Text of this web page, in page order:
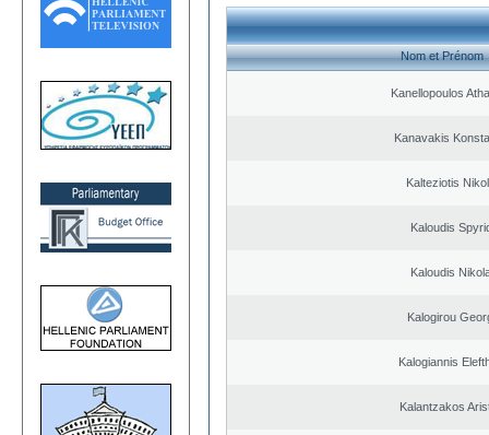
Nom et Prénom
Kanellopoulos
Kanavakis
Kalteziotis
Kaloudis
Kaloudis
Kalogirou
Kalogiannis
Kalantzakos